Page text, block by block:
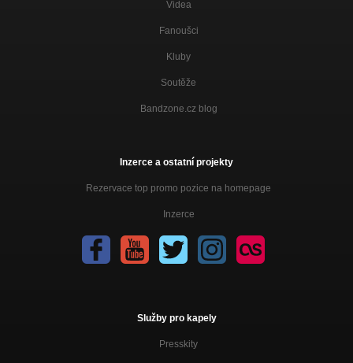
Videa
Fanoušci
Kluby
Soutěže
Bandzone.cz blog
Inzerce a ostatní projekty
Rezervace top promo pozice na homepage
Inzerce
Služby pro kapely
Presskity